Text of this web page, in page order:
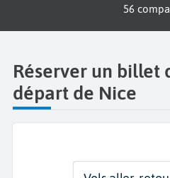
56
Réserver un billet
départ de Nice